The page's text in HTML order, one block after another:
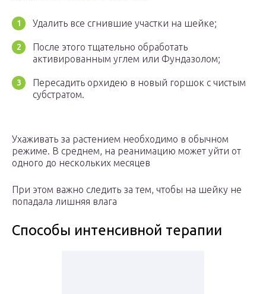
Удалить все сгнившие участки на шейке;
После этого тщательно обработать
активированным углем или Фундазолом;
Пересадить орхидею в новый горшок с чистым
субстратом.
Ухаживать за растением необходимо в обычном
режиме. В среднем, на реанимацию может уйти от
одного до нескольких месяцев
При этом важно следить за тем, чтобы на шейку не
попадала лишняя влага
Способы интенсивной терапии